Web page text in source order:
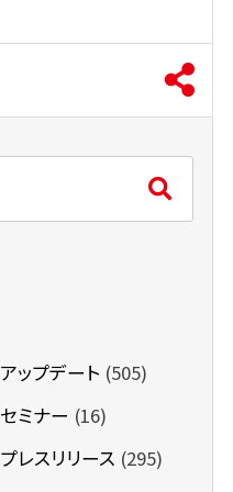
アップデート (505)
セミナー (16)
プレスリリース (295)